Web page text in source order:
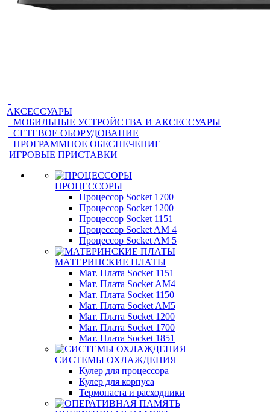
АКСЕССУАРЫ
МОБИЛЬНЫЕ УСТРОЙСТВА И АКСЕССУАРЫ
СЕТЕВОЕ ОБОРУДОВАНИЕ
ПРОГРАММНОЕ ОБЕСПЕЧЕНИЕ
ИГРОВЫЕ ПРИСТАВКИ
ПРОЦЕССОРЫ
Процессор Socket 1700
Процессор Socket 1200
Процессор Socket 1151
Процессор Socket AM 4
Процессор Socket AM 5
МАТЕРИНСКИЕ ПЛАТЫ
Мат. Плата Socket 1151
Мат. Плата Socket AM4
Мат. Плата Socket 1150
Мат. Плата Socket AM5
Мат. Плата Socket 1200
Мат. Плата Socket 1700
Мат. Плата Socket 1851
СИСТЕМЫ ОХЛАЖДЕНИЯ
Кулер для процессора
Кулер для корпуса
Термопаста и расходники